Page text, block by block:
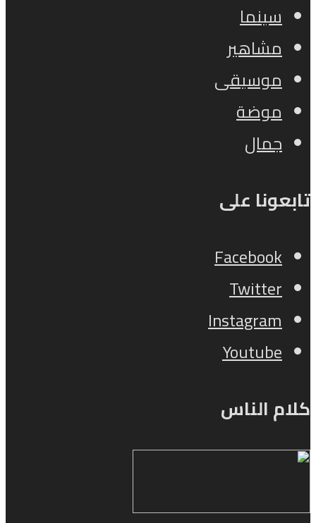
سينما
مشاهير
موسيقى
موضة
جمال
تابعونا على
Facebook
Twitter
Instagram
Youtube
كلام الناس